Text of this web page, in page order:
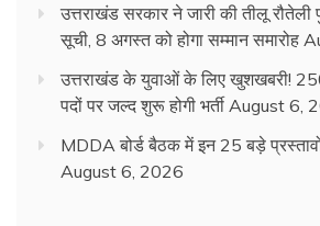
उत्तराखंड सरकार ने जारी की तीलू
सूची, 8 अगस्त को होगा सम्मान समारोह
उत्तराखंड के युवाओं के लिए खुशखबरी!
पदों पर जल्द शुरू होगी भर्ती August 6,
MDDA बोर्ड बैठक में इन 25 बड़े
August 6, 2026